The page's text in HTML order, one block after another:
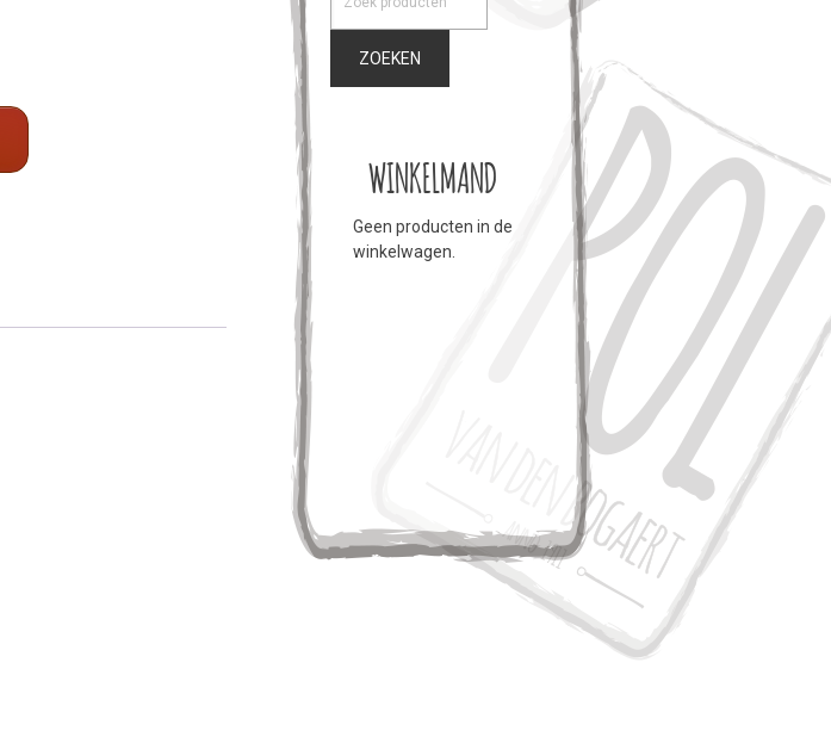
ZOEKEN
WINKELMAND
Geen producten in de
winkelwagen.